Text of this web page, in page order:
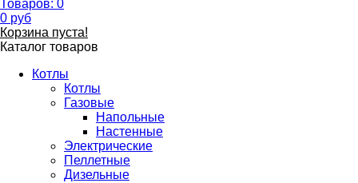
Товаров: 0
0 руб
Корзина пуста!
Каталог товаров
Котлы
Котлы
Газовые
Напольные
Настенные
Электрические
Пеллетные
Дизельные